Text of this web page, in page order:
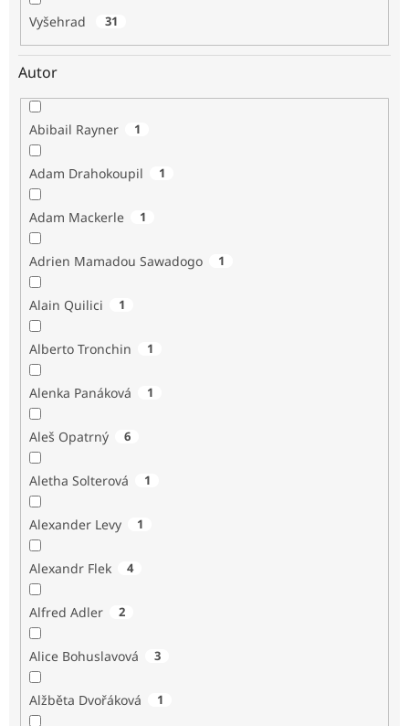
Vyšehrad 31
Autor
Abibail Rayner 1
Adam Drahokoupil 1
Adam Mackerle 1
Adrien Mamadou Sawadogo 1
Alain Quilici 1
Alberto Tronchin 1
Alenka Panáková 1
Aleš Opatrný 6
Aletha Solterová 1
Alexander Levy 1
Alexandr Flek 4
Alfred Adler 2
Alice Bohuslavová 3
Alžběta Dvořáková 1